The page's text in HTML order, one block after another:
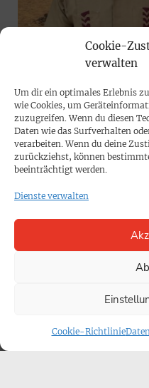
Cookie-
verwalten
Um dir ein optimales Erlebnis
wie Cookies, um
zuzugreifen. Wenn du diesen
Daten wie das Surfverhalten
verarbeiten. Wenn du deine
zurückziehst, können
beeinträchtigt werden.
Dienste verwalten
Cookie-Richtlinie
„Gesichter
Radio der
Othow Okoti betreibt
Damit will der die
Friedensbotschaften
zum Landrat wurde, hat